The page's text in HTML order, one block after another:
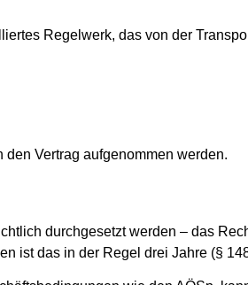
Regelwerk, das von der
Vertrag aufgenommen werden.
durchgesetzt werden – das
ist das in der Regel drei Jahre (§